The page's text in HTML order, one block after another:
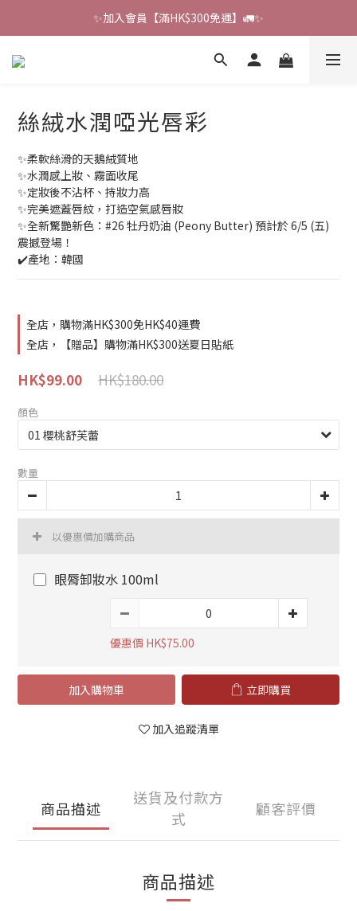
🔔會員禮遇：撰寫評論即贈HK$6獎勵 💌
🔔會員禮遇：撰寫評論即贈HK$6獎勵 💌
✨加入會員【滿HK$300免運】🚛✨
絲絨水潤啞光唇彩
✨柔軟絲滑的天鵝絨質地
✨水潤感上妝、霧面收尾
✨定妝後不沾杯、持妝力高
✨完美遮蓋唇紋，打造空氣感唇妝
✨全新驚艷新色：#26 牡丹奶油 (Peony Butter) 預計於 6/5 (五)
震撼登場！
✔️產地：韓國
全店，購物滿HK$300免HK$40運費
全店，【贈品】購物滿HK$300送夏日貼紙
HK$180.00
HK$99.00
顏色
數量
以優惠價加購商品
眼脣卸妝水 100ml
優惠價 HK$75.00
加入購物車 立即購買
加入追蹤清單
商品描述
送貨及付款方
式
顧客評價
商品描述